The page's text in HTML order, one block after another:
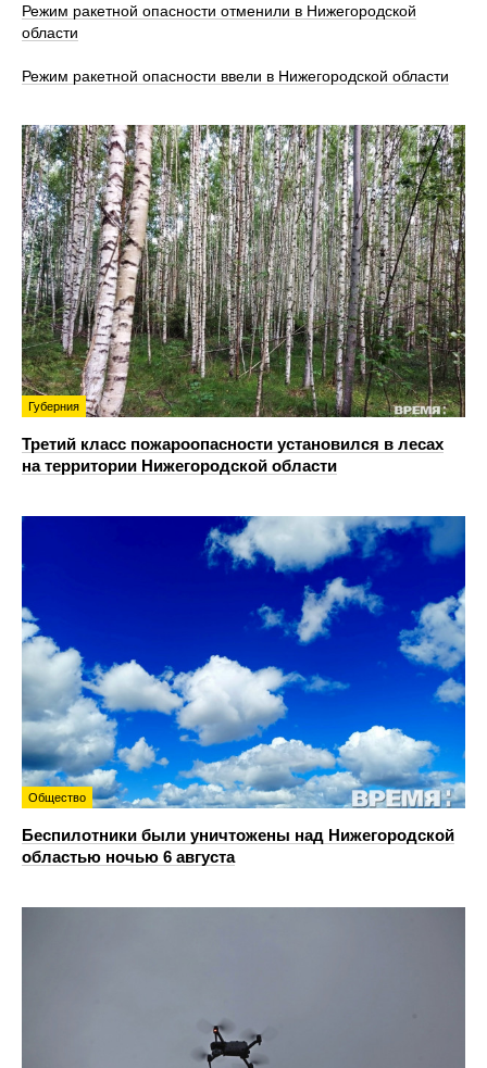
Режим ракетной опасности отменили в Нижегородской
области
Режим ракетной опасности ввели в Нижегородской области
Губерния
Третий класс пожароопасности установился в лесах
на территории Нижегородской области
Общество
Беспилотники были уничтожены над Нижегородской
областью ночью 6 августа